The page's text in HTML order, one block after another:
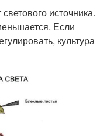
источника.
Если
культура